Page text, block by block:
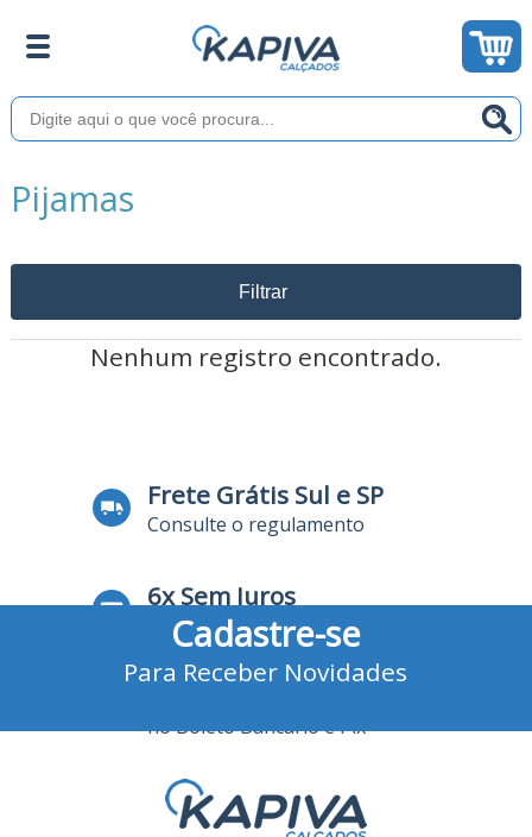
Pijamas
Filtrar
Nenhum registro encontrado.
Frete Grátis Sul e SP
Consulte o regulamento
6x Sem Juros
no Cartão de Crédito
no Boleto Bancário e Pix
Cadastre-se
Para Receber Novidades